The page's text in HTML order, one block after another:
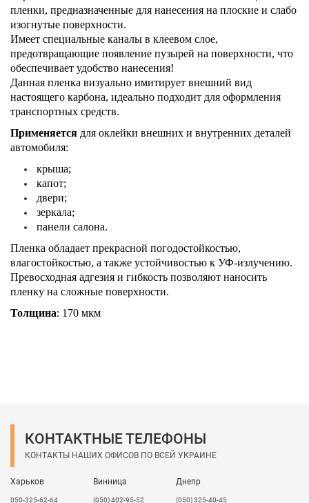
пленки, предназначенные для нанесения на плоские и слабо
изогнутые поверхности.
Имеет специальные каналы в клеевом слое,
предотвращающие появление пузырей на поверхности, что
обеспечивает удобство нанесения!
Данная пленка визуально имитирует внешний вид
настоящего карбона, идеально подходит для оформления
транспортных средств.
Применяется для оклейки внешних и внутренних деталей
автомобиля:
крыша;
капот;
двери;
зеркала;
панели салона.
Пленка обладает прекрасной погодостойкостью,
влагостойкостью, а также устойчивостью к УФ-излучению.
Превосходная адгезия и гибкость позволяют наносить
пленку на сложные поверхности.
Толщина: 170 мкм
КОНТАКТНЫЕ ТЕЛЕФОНЫ
КОНТАКТЫ НАШИХ ОФИСОВ ПО ВСЕЙ УКРАИНЕ
Харьков
050-325-62-64
Винница
(050) 402-95-52
Днепр
(050) 325-40-45